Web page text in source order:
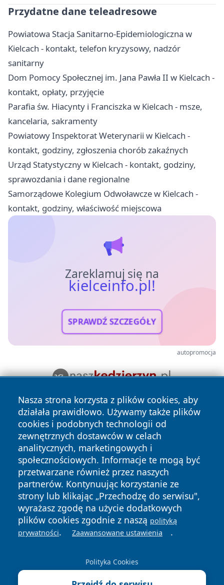
Przydatne dane teleadresowe
Powiatowa Stacja Sanitarno-Epidemiologiczna w
Kielcach - kontakt, telefon kryzysowy, nadzór
sanitarny
Dom Pomocy Społecznej im. Jana Pawła II w Kielcach -
kontakt, opłaty, przyjęcie
Parafia św. Hiacynty i Franciszka w Kielcach - msze,
kancelaria, sakramenty
Powiatowy Inspektorat Weterynarii w Kielcach -
kontakt, godziny, zgłoszenia chorób zakaźnych
Urząd Statystyczny w Kielcach - kontakt, godziny,
sprawozdania i dane regionalne
Samorządowe Kolegium Odwoławcze w Kielcach -
kontakt, godziny, właściwość miejscowa
Zareklamuj się na
kielceinfo.pl!
SPRAWDŹ SZCZEGÓŁY
autopromocja
Nasza strona korzysta z plików cookies, aby
działała prawidłowo. Używamy także plików
cookies i podobnych technologii od
zewnętrznych dostawców w celach
analitycznych, marketingowych i
społecznościowych. Informacje te mogą być
przetwarzane również przez naszych
partnerów. Kontynuując korzystanie ze
strony lub klikając „Przechodzę do serwisu",
wyrażasz zgodę na użycie dodatkowych
plików cookies zgodnie z naszą polityką
prywatności. Zaawansowane ustawienia .
Polityka Cookies
Copyright © 2026 kielceinfo.pl Wszystkie prawa zastrzeżone.
News Autorzy
Polityka
Prywatności
Polityka
Cookies